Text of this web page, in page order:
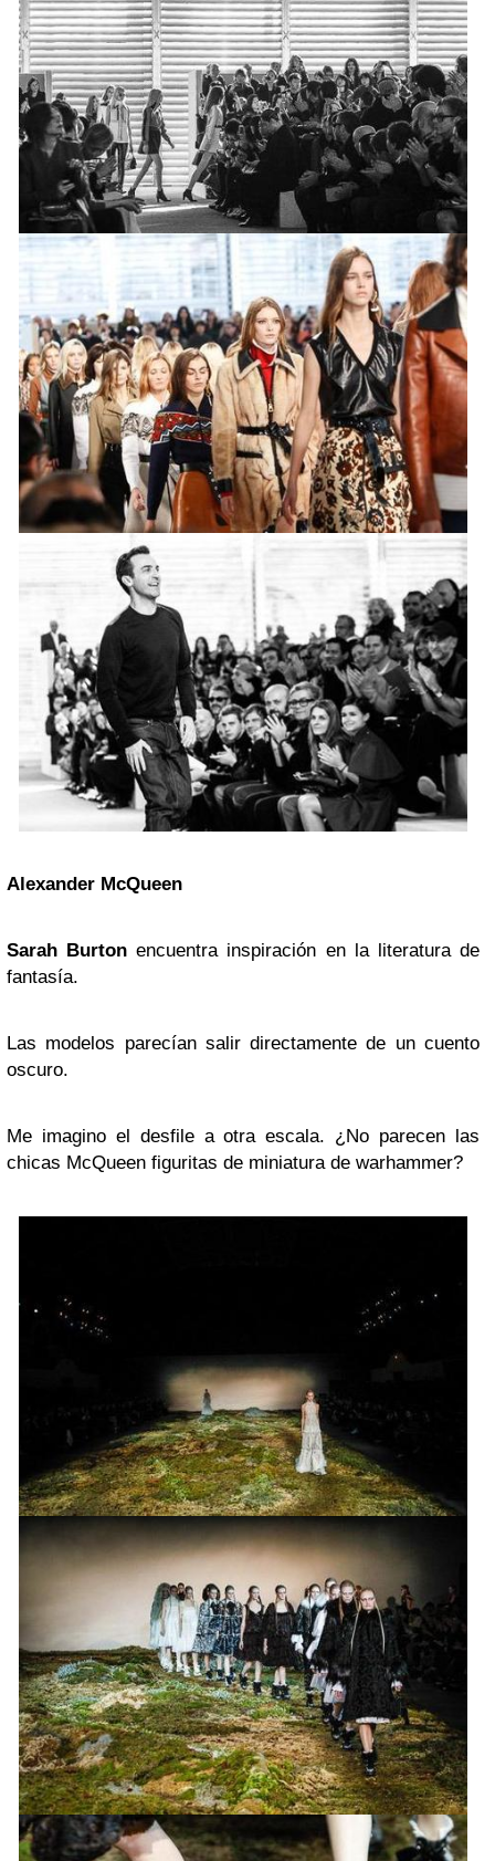
Alexander McQueen
Sarah Burton encuentra inspiración en la literatura de
fantasía.
Las modelos parecían salir directamente de un cuento
oscuro.
Me imagino el desfile a otra escala. ¿No parecen las
chicas McQueen figuritas de miniatura de warhammer?